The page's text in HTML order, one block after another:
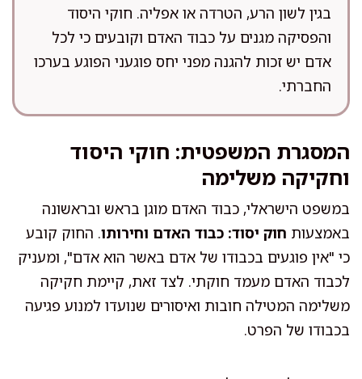
בגין לשון הרע, הטרדה או אפליה. חוקי היסוד
והפסיקה מגנים על כבוד האדם וקובעים כי לכל
אדם יש זכות להגנה מפני יחס פוגעני הפוגע בערכו
החברתי.
המסגרת המשפטית: חוקי היסוד
וחקיקה משלימה
במשפט הישראלי, כבוד האדם מוגן בראש ובראשונה
באמצעות חוק יסוד: כבוד האדם וחירותו. החוק קובע
כי "אין פוגעים בכבודו של אדם באשר הוא אדם", ומעניק
לכבוד האדם מעמד חוקתי. לצד זאת, קיימת חקיקה
משלימה המטילה חובות ואיסורים שנועדו למנוע פגיעה
בכבודו של הפרט.